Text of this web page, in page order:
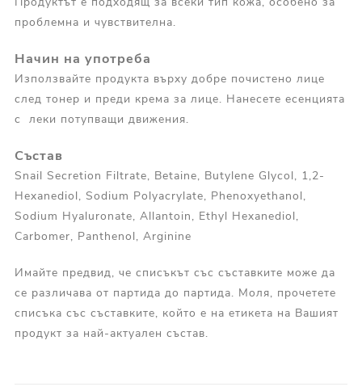
проблемна и чувствителна.
Начин на употреба
Използвайте продукта върху добре почистено лице
след тонер и преди крема за лице. Нанесете есенцията
с леки потупващи движения.
Състав
Snail Secretion Filtrate, Betaine, Butylene Glycol, 1,2-
Hexanediol, Sodium Polyacrylate, Phenoxyethanol,
Sodium Hyaluronate, Allantoin, Ethyl Hexanediol,
Carbomer, Panthenol, Arginine
Имайте предвид, че списъкът със съставките може да
се различава от партида до партида. Моля, прочетете
списъка със съставките, който е на етикета на Вашият
продукт за най-актуален състав.